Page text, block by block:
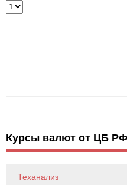
Курсы валют от ЦБ РФ
Теханализ